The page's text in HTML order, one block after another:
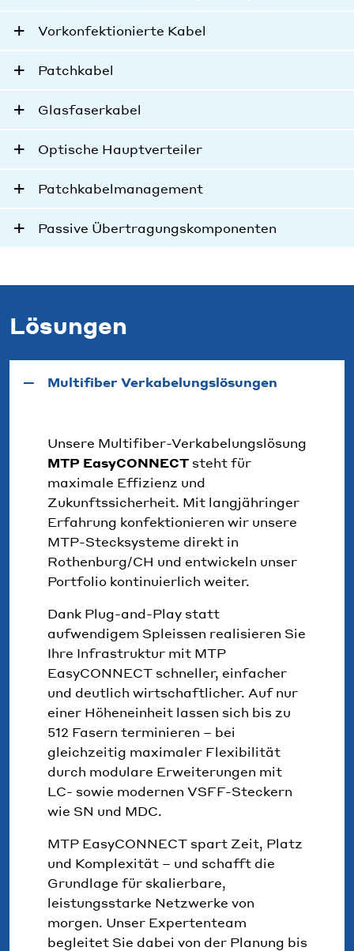
Vorkonfektionierte Kabel
Patchkabel
Glasfaserkabel
Optische Hauptverteiler
Patchkabelmanagement
Passive Übertragungskomponenten
Lösungen
Multifiber Verkabelungslösungen
Unsere Multifiber-Verkabelungslösung
MTP EasyCONNECT steht für
maximale Effizienz und
Zukunftssicherheit. Mit langjähringer
Erfahrung konfektionieren wir unsere
MTP-Stecksysteme direkt in
Rothenburg/CH und entwickeln unser
Portfolio kontinuierlich weiter.
Dank Plug-and-Play statt
aufwendigem Spleissen realisieren Sie
Ihre Infrastruktur mit MTP
EasyCONNECT schneller, einfacher
und deutlich wirtschaftlicher. Auf nur
einer Höheneinheit lassen sich bis zu
512 Fasern terminieren – bei
gleichzeitig maximaler Flexibilität
durch modulare Erweiterungen mit
LC- sowie modernen VSFF-Steckern
wie SN und MDC.
MTP EasyCONNECT spart Zeit, Platz
und Komplexität – und schafft die
Grundlage für skalierbare,
leistungsstarke Netzwerke von
morgen. Unser Expertenteam
begleitet Sie dabei von der Planung bis